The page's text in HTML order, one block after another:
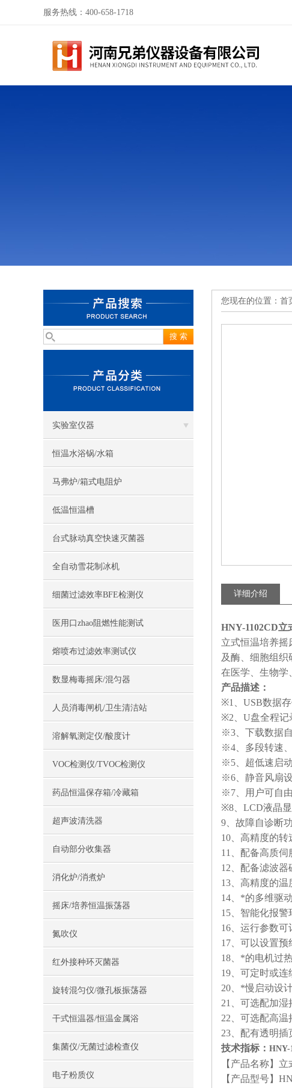
服务热线：400-658-1718
实验室仪器
恒温水浴锅/水箱
马弗炉/箱式电阻炉
低温恒温槽
台式脉动真空快速灭菌器
全自动雪花制冰机
细菌过滤效率BFE检测仪
医用口zhao阻燃性能测试
熔喷布过滤效率测试仪
数显梅毒摇床/混匀器
人员消毒闸机/卫生清洁站
溶解氧测定仪/酸度计
VOC检测仪/TVOC检测仪
药品恒温保存箱/冷藏箱
超声波清洗器
自动部分收集器
消化炉/消煮炉
摇床/培养恒温振荡器
氮吹仪
红外接种环灭菌器
旋转混匀仪/微孔板振荡器
干式恒温器/恒温金属浴
集菌仪/无菌过滤检查仪
电子粉质仪
您现在的位置： 首
详细介绍
HNY-1102CD立
立式恒温培养摇
及酶、细胞组织
在医学、生物学
产品描述：
※1、USB数据
※2、U盘全程记
※3、下载数据
※4、多段转速
※5、超低速启
※6、静音风扇
※7、用户可自
※8、LCD液晶
9、故障自诊断
10、高精度的转
11、配备高质伺
12、配备滤波器
13、高精度的温
14、*的多维驱
15、智能化报
16、运行参数可
17、可以设置预
18、*的电机过
19、可定时或连
20、*慢启动设
21、可选配加
22、可选配高
23、配有透明
技术指标： HNY-
【产品名称】
【产品型号】